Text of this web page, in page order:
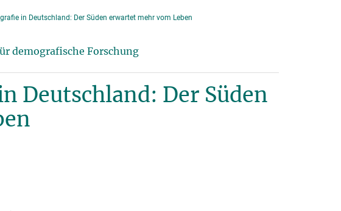
in Deutschland: Der Süden erwartet mehr vom Leben
demografische Forschung
Deutschland: Der Süden